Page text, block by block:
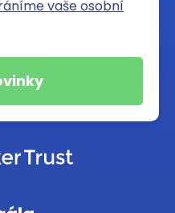
vaše osobní